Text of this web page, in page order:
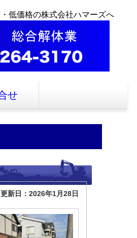
低価格の株式会社ハマーズへ
せ
更新日：2026年1月28日